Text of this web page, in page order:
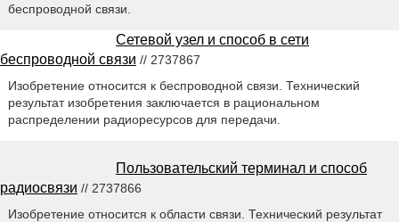
беспроводной связи.
Сетевой узел и способ в сети
беспроводной связи // 2737867
Изобретение относится к беспроводной связи. Технический
результат изобретения заключается в рациональном
распределении радиоресурсов для передачи.
Пользовательский терминал и способ
радиосвязи // 2737866
Изобретение относится к области связи. Технический результат